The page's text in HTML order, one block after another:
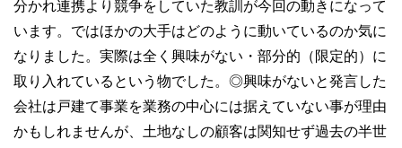
分かれ連携より競争をしていた教訓が今回の動きになって
います。ではほかの大手はどのように動いているのか気に
なりました。実際は全く興味がない・部分的（限定的）に
取り入れているという物でした。◎興味がないと発言した
会社は戸建て事業を業務の中心には据えていない事が理由
かもしれませんが、土地なしの顧客は関知せず過去の半世